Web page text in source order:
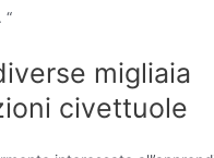
“
migliaia
civettuole